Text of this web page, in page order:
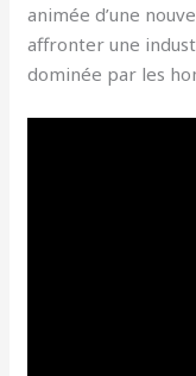
animée d’une
affronter une
dominée par les